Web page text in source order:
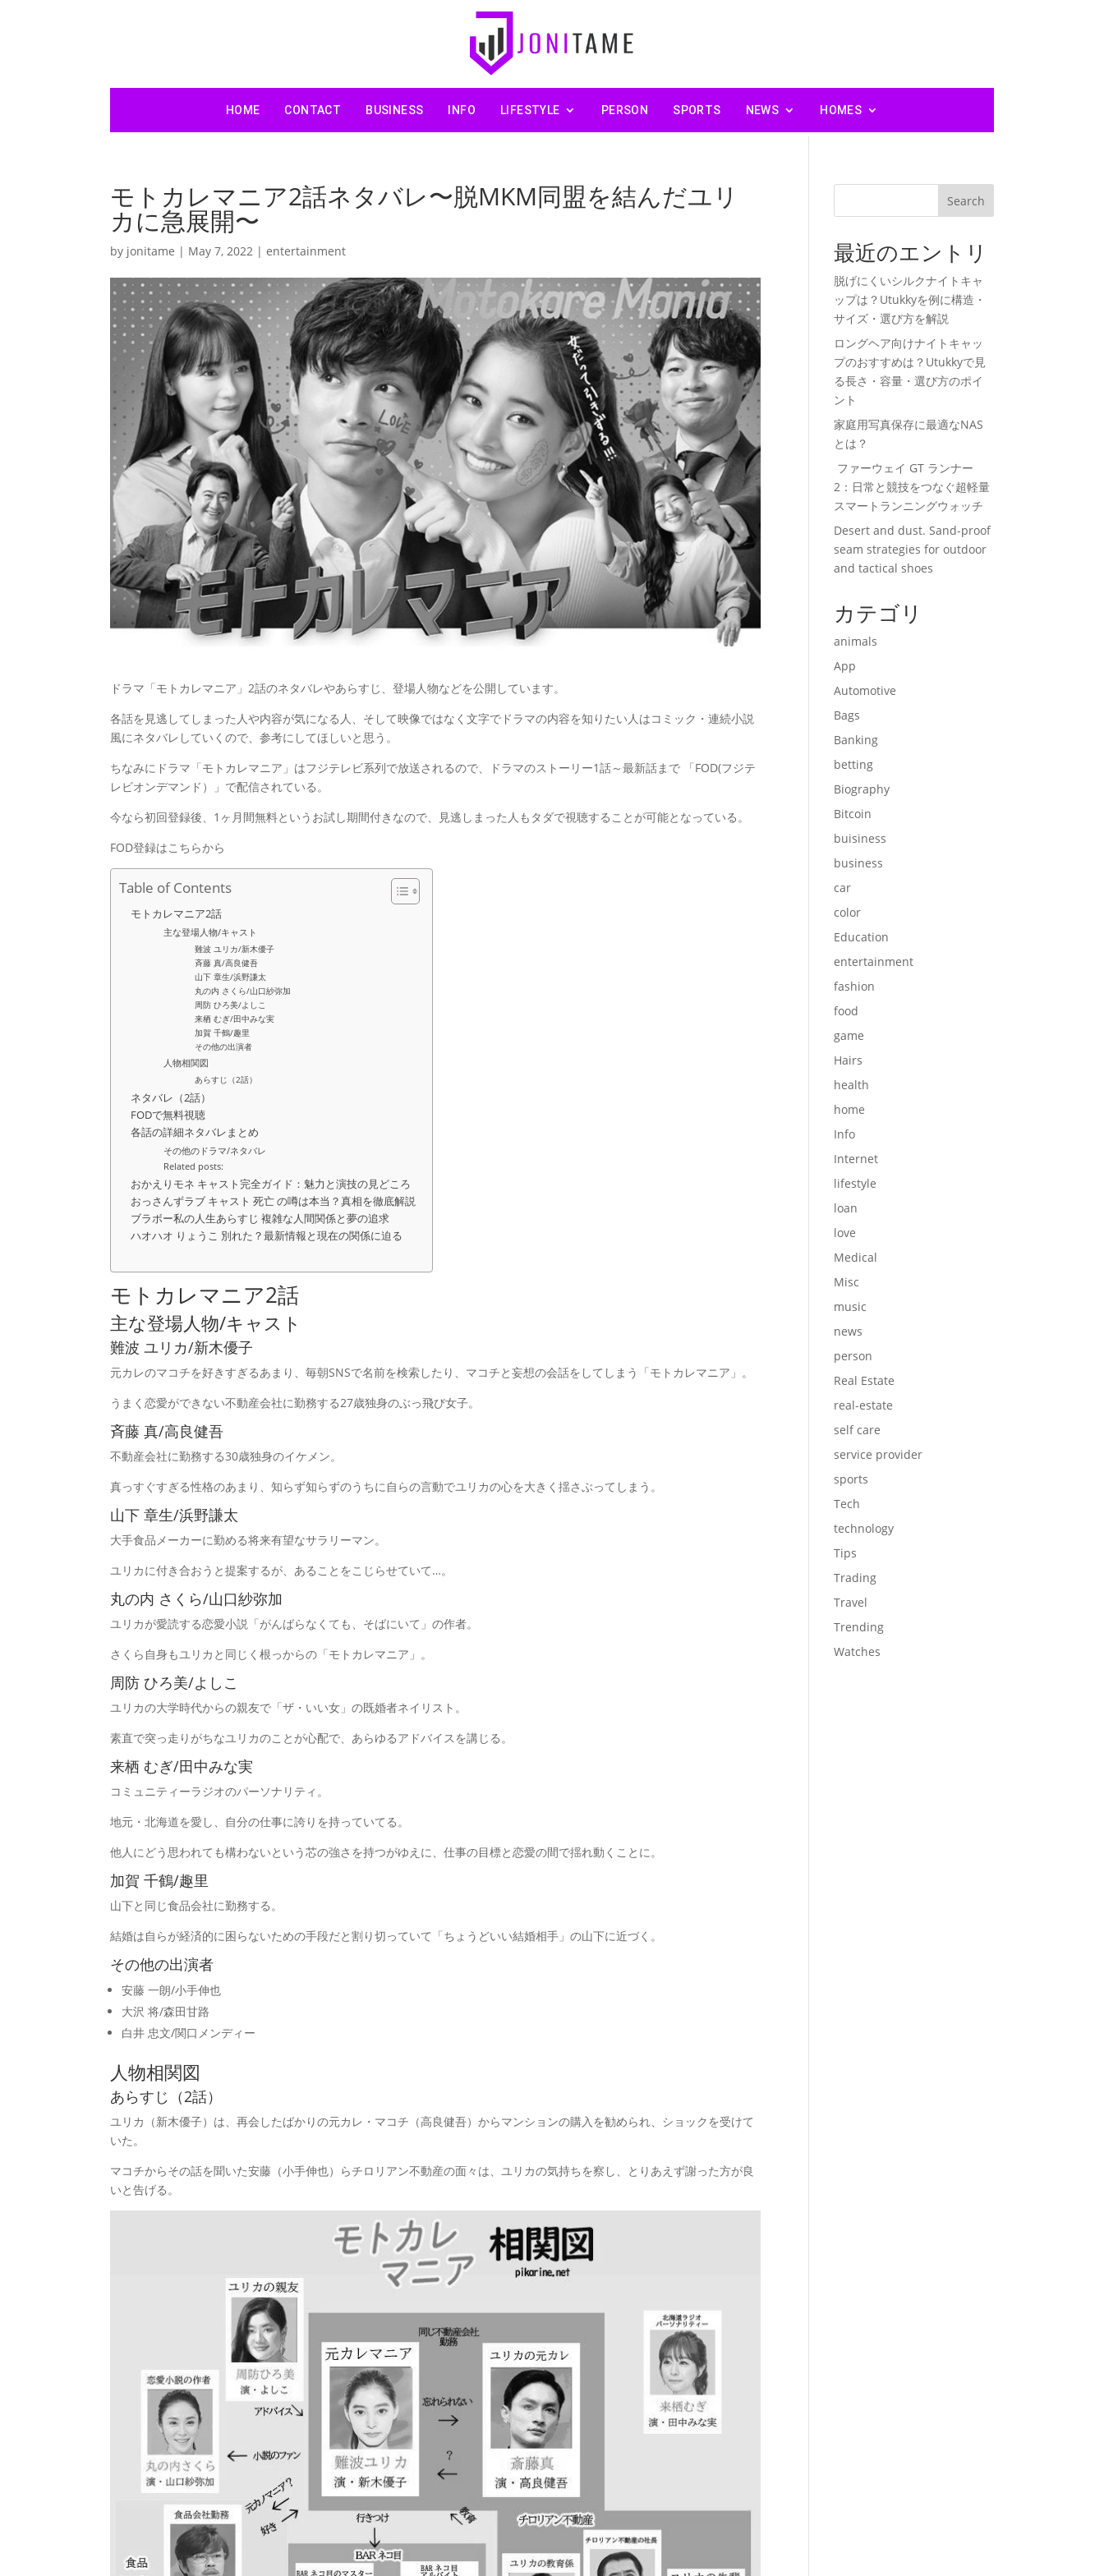
HOME CONTACT BUSINESS INFO LIFESTYLE PERSON SPORTS NEWS HOMES
モトカレマニア2話ネタバレ〜脱MKM同盟を結んだユリ
カに急展開〜
by jonitame | May 7, 2022 |entertainment
ドラマ「モトカレマニア」2話のネタバレやあらすじ、登場人物などを公開しています。
各話を見逃してしまった人や内容が気になる人、そして映像ではなく文字でドラマの内容を知りたい人はコミック・連続小説
風にネタバレしていくので、参考にしてほしいと思う。
ちなみにドラマ「モトカレマニア」はフジテレビ系列で放送されるので、ドラマのストーリー1話～最新話まで 「FOD(フジテ
レビオンデマンド）」で配信されている。
今なら初回登録後、1ヶ月間無料というお試し期間付きなので、見逃しまった人もタダで視聴することが可能となっている。
FOD登録はこちらから
Table of Contents
モトカレマニア2話
主な登場人物/キャスト
難波 ユリカ/新木優子
斉藤 真/高良健吾
山下 章生/浜野謙太
丸の内 さくら/山口紗弥加
周防 ひろ美/よしこ
来栖 むぎ/田中みな実
加賀 千鶴/趣里
その他の出演者
人物相関図
あらすじ（2話）
ネタバレ（2話）
FODで無料視聴
各話の詳細ネタバレまとめ
その他のドラマ/ネタバレ
Related posts:
おかえりモネ キャスト完全ガイド：魅力と演技の見どころ
おっさんずラブ キャスト 死亡 の噂は本当？真相を徹底解説
ブラボー私の人生あらすじ 複雑な人間関係と夢の追求
ハオハオ りょうこ 別れた？最新情報と現在の関係に迫る
モトカレマニア2話
主な登場人物/キャスト
難波 ユリカ/新木優子
元カレのマコチを好きすぎるあまり、毎朝SNSで名前を検索したり、マコチと妄想の会話をしてしまう「モトカレマニア」。
うまく恋愛ができない不動産会社に勤務する27歳独身のぶっ飛び女子。
斉藤 真/高良健吾
不動産会社に勤務する30歳独身のイケメン。
真っすぐすぎる性格のあまり、知らず知らずのうちに自らの言動でユリカの心を大きく揺さぶってしまう。
山下 章生/浜野謙太
大手食品メーカーに勤める将来有望なサラリーマン。
ユリカに付き合おうと提案するが、あることをこじらせていて…。
丸の内 さくら/山口紗弥加
ユリカが愛読する恋愛小説「がんばらなくても、そばにいて」の作者。
さくら自身もユリカと同じく根っからの「モトカレマニア」。
周防 ひろ美/よしこ
ユリカの大学時代からの親友で「ザ・いい女」の既婚者ネイリスト。
素直で突っ走りがちなユリカのことが心配で、あらゆるアドバイスを講じる。
来栖 むぎ/田中みな実
コミュニティーラジオのパーソナリティ。
地元・北海道を愛し、自分の仕事に誇りを持っていてる。
他人にどう思われても構わないという芯の強さを持つがゆえに、仕事の目標と恋愛の間で揺れ動くことに。
加賀 千鶴/趣里
山下と同じ食品会社に勤務する。
結婚は自らが経済的に困らないための手段だと割り切っていて「ちょうどいい結婚相手」の山下に近づく。
その他の出演者
安藤 一朗/小手伸也
大沢 将/森田甘路
白井 忠文/関口メンディー
人物相関図
あらすじ（2話）
ユリカ（新木優子）は、再会したばかりの元カレ・マコチ（高良健吾）からマンションの購入を勧められ、ショックを受けて
いた。
マコチからその話を聞いた安藤（小手伸也）らチロリアン不動産の面々は、ユリカの気持ちを察し、とりあえず謝った方が良
いと告げる。
Search
最近のエントリ
脱げにくいシルクナイトキャ
ップは？Utukkyを例に構造・
サイズ・選び方を解説
ロングヘア向けナイトキャッ
プのおすすめは？Utukkyで見
る長さ・容量・選び方のポイ
ント
家庭用写真保存に最適なNAS
とは？
ファーウェイ GT ランナー
2：日常と競技をつなぐ超軽量
スマートランニングウォッチ
Desert and dust. Sand-proof
seam strategies for outdoor
and tactical shoes
カテゴリ
animals
App
Automotive
Bags
Banking
betting
Biography
Bitcoin
buisiness
business
car
color
Education
entertainment
fashion
food
game
Hairs
health
home
Info
Internet
lifestyle
loan
love
Medical
Misc
music
news
person
Real Estate
real-estate
self care
service provider
sports
Tech
technology
Tips
Trading
Travel
Trending
Watches